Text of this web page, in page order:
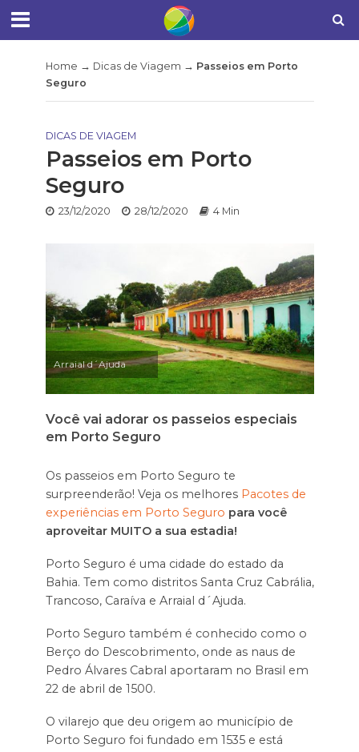
Home → Dicas de Viagem → Passeios em Porto
Seguro
DICAS DE VIAGEM
Passeios em Porto
Seguro
23/12/2020 28/12/2020 4 Min
Arraial d´Ajuda
Você vai adorar os passeios especiais
em Porto Seguro
Os passeios em Porto Seguro te
surpreenderão! Veja os melhores Pacotes de
experiências em Porto Seguro para você
aproveitar MUITO a sua estadia!
Porto Seguro é uma cidade do estado da
Bahia. Tem como distritos Santa Cruz Cabrália,
Trancoso, Caraíva e Arraial d´Ajuda.
Porto Seguro também é conhecido como o
Berço do Descobrimento, onde as naus de
Pedro Álvares Cabral aportaram no Brasil em
22 de abril de 1500.
O vilarejo que deu origem ao município de
Porto Seguro foi fundado em 1535 e está